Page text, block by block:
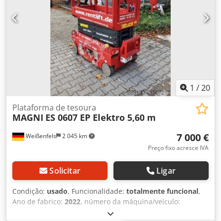
segurança UVV, Dados técnicos Ano de fabricação: 2022
Motor: Elétrico Dcsdpfx Acozlxnzsmok Altura de trabalho:
5,90 m Altura da plataforma: 3,90 m Extensão da
plataforma: 0,6 m Dimensões da plataforma (CxL): 1,29 m x
0,70 m Dimensões totais (CxLxA): 1,44 m x 0,76 m x 2,03 m
Capacidade máxima de carga: 240 kg Capacidade máxima
de subida: 25 % Peso: 880 kg Motorização: 0,4 kW
Velocidade de deslocamento: 0,5 - 4,0 km/h Totalmente
funcional, sinais gerais de uso, UVV
1 /20
Weißenfels 2 045 km
Plataforma de tesoura
MAGNI ES 0607 EP Elektro 5,60 m
7 000 €
Preço fixo acresce IVA
Solicitar Ligar
Condição: usado, Funcionalidade: totalmente funcional,
Ano de fabrico: 2022, número da máquina/veículo:
0,4 kW (0,54 cv)